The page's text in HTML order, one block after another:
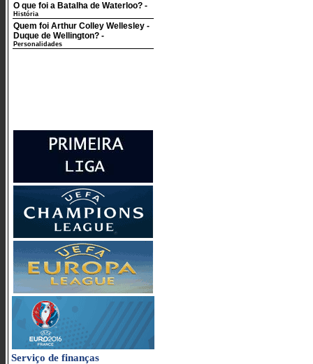
O que foi a Batalha de Waterloo? -
História
Quem foi Arthur Colley Wellesley -
Duque de Wellington? -
Personalidades
Serviço de finanças